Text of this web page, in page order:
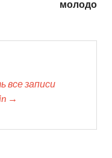
молодо
все записи
→